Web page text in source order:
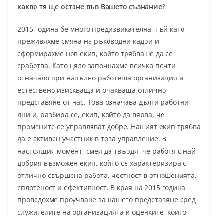
какво тя ще остане във Вашето съзнание?
2015 година бе много предизвикателна, тъй като
преживяхме смяна на ръководни кадри и
сформирахме нов екип, който трябваше да се
сработва. Като цяло започнахме всичко почти
отначало при напълно работеща организация и
естествено изискваща и очакваща отлично
представяне от нас. Това означава дълги работни
дни и, разбира се, екип, който да вярва, че
промените се управляват добре. Нашият екип трябва
да е активен участник в това управление. В
настоящия момент, смея да твърдя, че работя с най-
добрия възможен екип, който се характеризира с
отлично свършена работа, честност в отношенията,
сплотеност и ефективност. В края на 2015 година
проведохме проучване за нашето представяне сред
служителите на организацията и оценките, които